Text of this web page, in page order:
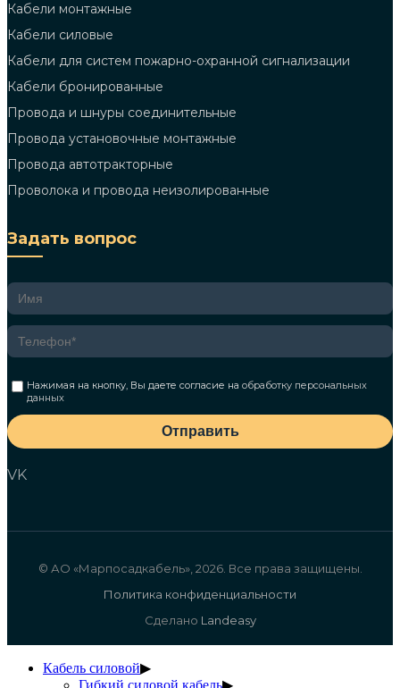
Кабели монтажные
Кабели силовые
Кабели для систем пожарно-охранной сигнализации
Кабели бронированные
Провода и шнуры соединительные
Провода установочные монтажные
Провода автотракторные
Проволока и провода неизолированные
Задать вопрос
Нажимая на кнопку, Вы даете согласие наобработку персональных
данных
Отправить
VK
© АО «Марпосадкабель», 2026. Все права защищены.
Политика конфиденциальности
Сделано Landeasy
Кабель силовой▶
Гибкий силовой кабель▶